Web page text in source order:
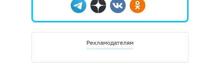
Telegram
ДзенВконтактеОдноклассники
Рекламодателям